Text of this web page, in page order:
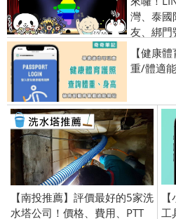
灣、泰國
友、綁
【健康
重/體適
【南投推薦】評價最好的5家洗
水塔公司！價格、費用、PTT
工